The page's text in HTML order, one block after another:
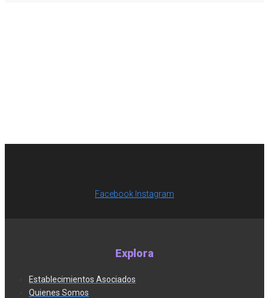
Facebook Instagram
Explora
Establecimientos Asociados
Quienes Somos